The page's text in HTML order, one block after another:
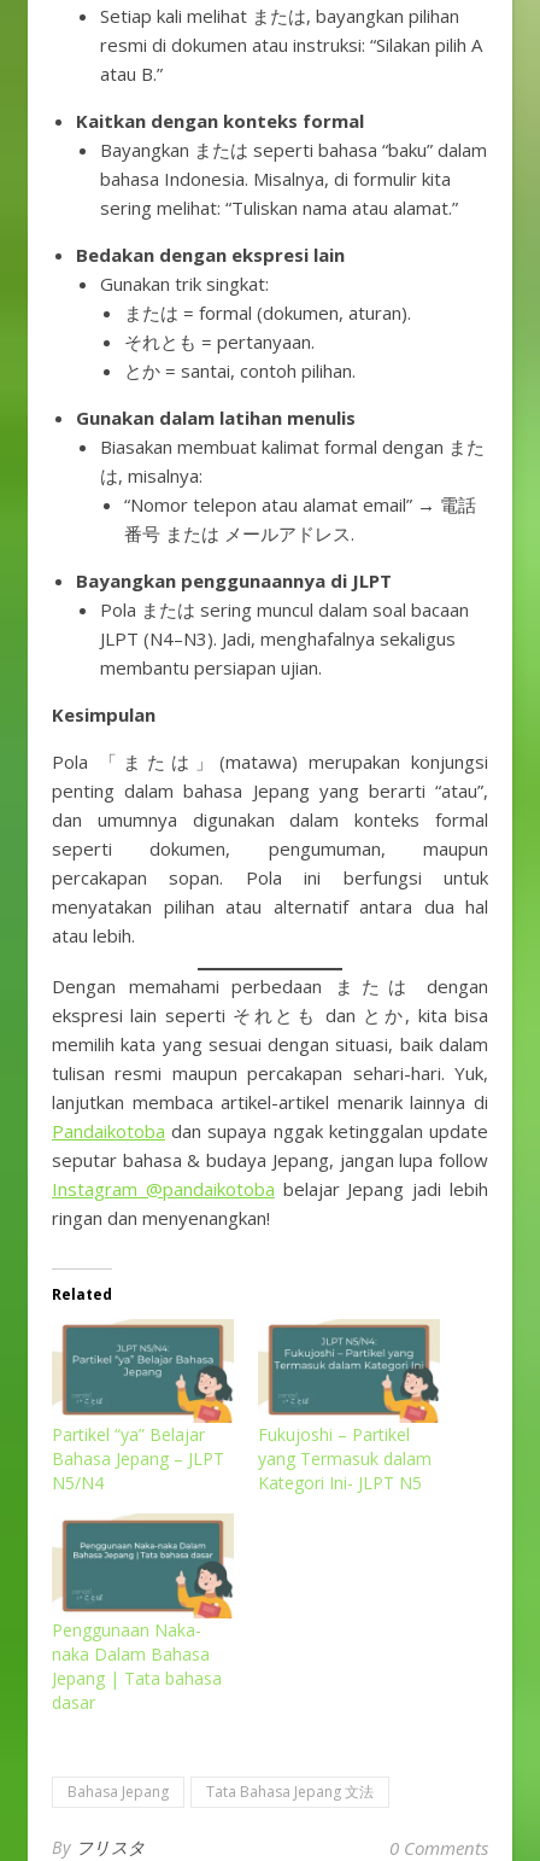
Setiap kali melihat または, bayangkan pilihan
resmi di dokumen atau instruksi: “Silakan pilih A
atau B.”
Kaitkan dengan konteks formal
Bayangkan または seperti bahasa “baku” dalam
bahasa Indonesia. Misalnya, di formulir kita
sering melihat: “Tuliskan nama atau alamat.”
Bedakan dengan ekspresi lain
Gunakan trik singkat:
または = formal (dokumen, aturan).
それとも = pertanyaan.
とか = santai, contoh pilihan.
Gunakan dalam latihan menulis
Biasakan membuat kalimat formal dengan また
は, misalnya:
“Nomor telepon atau alamat email” → 電話
番号 または メールアドレス.
Bayangkan penggunaannya di JLPT
Pola または sering muncul dalam soal bacaan
JLPT (N4–N3). Jadi, menghafalnya sekaligus
membantu persiapan ujian.
Kesimpulan
Pola 「または」(matawa) merupakan konjungsi
penting dalam bahasa Jepang yang berarti “atau”,
dan umumnya digunakan dalam konteks formal
seperti dokumen, pengumuman, maupun
percakapan sopan. Pola ini berfungsi untuk
menyatakan pilihan atau alternatif antara dua hal
atau lebih.
Dengan memahami perbedaan または dengan
ekspresi lain seperti それとも dan とか, kita bisa
memilih kata yang sesuai dengan situasi, baik dalam
tulisan resmi maupun percakapan sehari-hari. Yuk,
lanjutkan membaca artikel-artikel menarik lainnya di
Pandaikotoba dan supaya nggak ketinggalan update
seputar bahasa & budaya Jepang, jangan lupa follow
Instagram @pandaikotoba belajar Jepang jadi lebih
ringan dan menyenangkan!
Related
Partikel “ya” Belajar
Bahasa Jepang – JLPT
N5/N4
Fukujoshi – Partikel
yang Termasuk dalam
Kategori Ini- JLPT N5
Penggunaan Naka-
naka Dalam Bahasa
Jepang | Tata bahasa
dasar
Bahasa Jepang Tata Bahasa Jepang 文法
By フリスタ 0 Comments